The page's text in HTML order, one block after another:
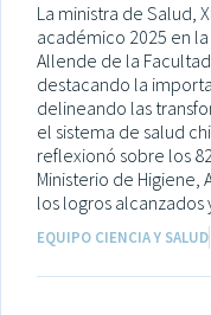
La ministra de Salud,
académico 2025 en
Allende de la
destacando la
delineando las
el sistema de salud
reflexionó sobre los
Ministerio de Higiene,
los logros alcanzados
EQUIPO CIENCIA Y SALUD